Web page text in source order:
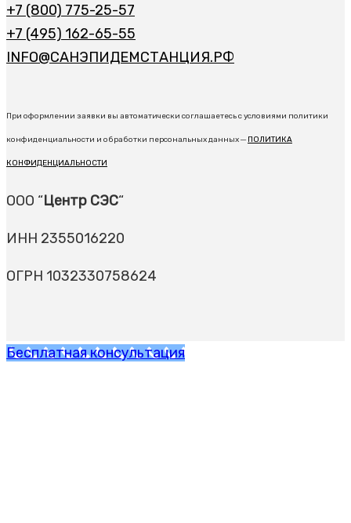
+7 (800) 775-25-57
+7 (495) 162-65-55
INFO@САНЭПИДЕМСТАНЦИЯ.РФ
При оформлении заявки вы автоматически соглашаетесь с условиями политики
конфиденциальности и обработки персональных данных ─ ПОЛИТИКА
КОНФИДЕНЦИАЛЬНОСТИ
ООО “Центр СЭС“
ИНН 2355016220
ОГРН 1032330758624
Бесплатная консультация